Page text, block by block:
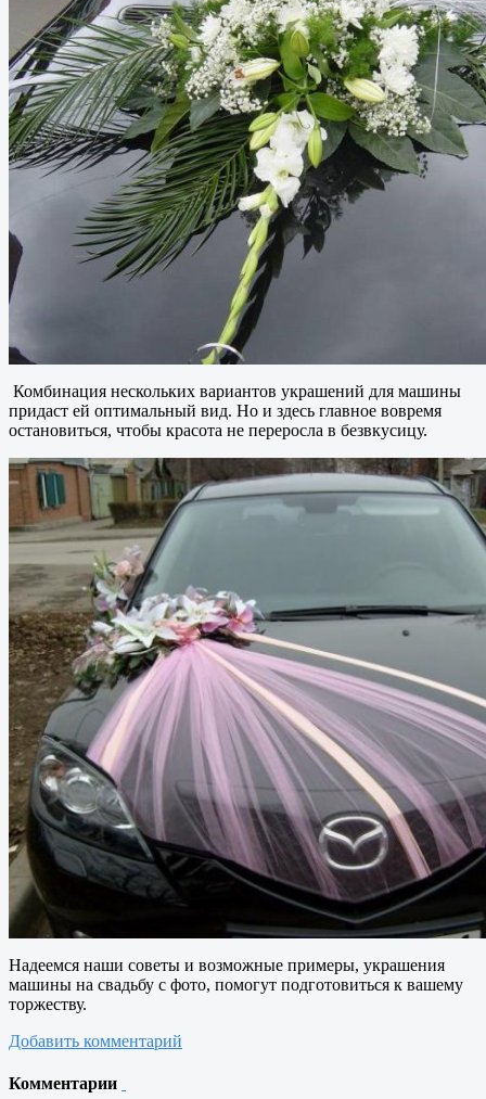
Комбинация нескольких вариантов украшений для машины
придаст ей оптимальный вид. Но и здесь главное вовремя
остановиться, чтобы красота не переросла в безвкусицу.
Надеемся наши советы и возможные примеры, украшения
машины на свадьбу с фото, помогут подготовиться к вашему
торжеству.
Добавить комментарий
Комментарии